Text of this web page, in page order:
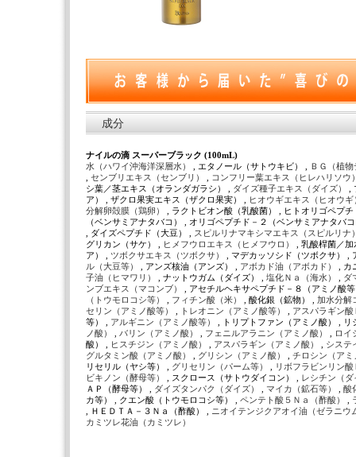
成分
ナイルの滴 スーパーブラック (100mL)
水（ハワイ沖海洋深層水）
, エタノール（サトウキビ） ,
ＢＧ（植
センブリエキス（センブリ）
コンフリー葉エキス（ヒレハリソウ
シ葉／茎エキス（オランダガラシ） ,
ダイズ種子エキス（ダイズ）
ア） , ザクロ果実エキス（ザクロ果実） ,
ヒオウギエキス（ヒオウ
分解卵殻膜（鶏卵）
, ラクトビオン酸（乳酸菌） , ヒトオリゴペプ
（ベンサミアナタバコ） , オリゴペプチド－２（ベンサミアナタバ
, ダイズペプチド（大豆） ,
スピルリナマキシマエキス（スピルリナ
グリカン（サケ） ,
ヒメフウロエキス（ヒメフウロ）
, 乳酸桿菌／
ア） ,
ツボクサエキス（ツボクサ）
, マデカッソシド（ツボクサ）
ル（大豆等）
, アンズ核油（アンズ） , アボカド油（アボカド）
,
子油（ヒマワリ）
, ナットウガム（ダイズ） , 塩化Ｎａ（海水）
ダ
ンブエキス（マコンブ）
, アセチルヘキサペプチド－８（アミノ酸
（トウモロコシ等）
フィチン酸（米） , 酸化銀（鉱物） , 加水分解
セリン（アミノ酸等）
トレオニン（アミノ酸等）
アスパラギン
等） ,
アルギニン（アミノ酸等）
, トリプトファン（アミノ酸） ,
ノ酸）
バリン（アミノ酸） フェニルアラニン（アミノ酸）
ロイ
酸） ,
ヒスチジン（アミノ酸） アスパラギン（アミノ酸）
システ
グルタミン酸（アミノ酸）
グリシン（アミノ酸）
チロシン（ア
リセリル（ヤシ等） ,
グリセリン（パーム等）
リボフラビンリン
ビキノン（酵母等）
, スクロース（サトウダイコン） ,
レシチン（
ＡＰ（酵母等） ,
ダイズタンパク（ダイズ） マイカ（鉱石等）
酸
カ等） , クエン酸（トウモロコシ等） , ペンテト酸５Ｎａ（酢酸）
, ＨＥＤＴＡ－３Ｎａ（酢酸） ,
ニオイテンジクアオイ油（ゼラニウ
カミツレ花油（カミツレ）